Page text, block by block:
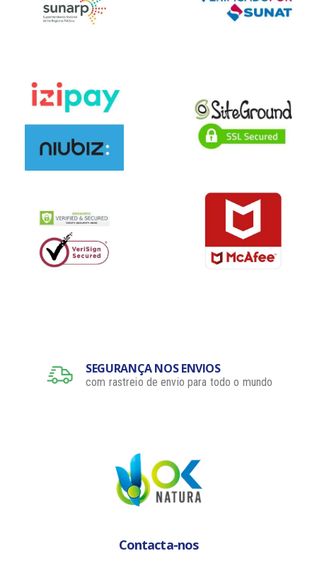
SEGURANÇA NOS ENVIOS
com rastreio de envio para todo o mundo
Contacta-nos